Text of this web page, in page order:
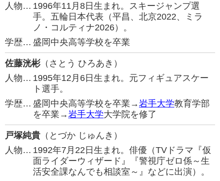
人物… 1996年11月8日生まれ。スキージャンプ選
手。五輪日本代表（平昌、北京2022、ミラ
ノ・コルティナ2026）。
学歴… 盛岡中央高等学校を卒業
佐藤洸彬（さとう ひろあき）
人物… 1995年12月6日生まれ。元フィギュアスケー
ト選手。
学歴… 盛岡中央高等学校を卒業→岩手大学教育学部
を卒業→岩手大学大学院を修了
戸塚純貴 （とづか じゅんき）
人物… 1992年7月22日生まれ。俳優（TVドラマ『仮
面ライダーウィザード』『警視庁ゼロ係～生
活安全課なんでも相談室～』などに出演）。